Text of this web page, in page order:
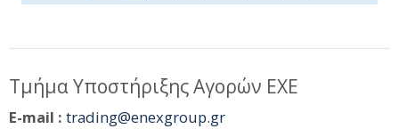
Τμήμα Υποστήριξης Αγορών ΕΧΕ
E-mail : trading@enexgroup.gr